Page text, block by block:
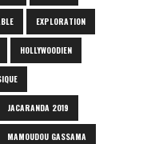
EXPLORATION
HOLLYWOODIEN
JACARANDA 2019
MAMOUDOU GASSAMA